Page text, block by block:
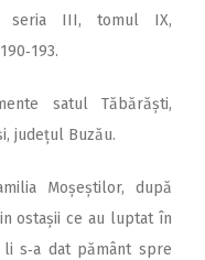
seria III, tomul IX,
satul Tăbărăști,
județul Buzău.
Moșeștilor, după
ostașii ce au luptat în
s‑a dat pământ spre